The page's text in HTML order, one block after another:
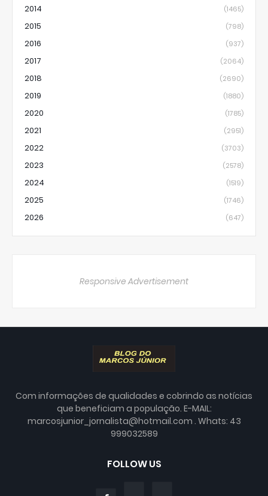
2014 (1465)
2015 (798)
2016 (937)
2017 (2064)
2018 (2690)
2019 (1880)
2020 (1785)
2021 (2951)
2022 (3703)
2023 (2578)
2024 (1519)
2025 (1746)
2026 (647)
Responsive Advertisement
Com informações de qualidades e cobrindo as notícias
que beneficiam a população. E-MAIL:
marcosjunior_jornalista@hotmail.com . Whats: 43
999032589
FOLLOW US